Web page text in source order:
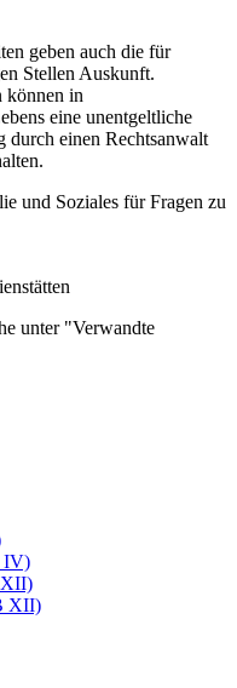
geben auch die für
Stellen Auskunft.
können in
eine unentgeltliche
durch einen Rechtsanwalt
und Soziales für Fragen zu
unter "Verwandte
IV)
XII)
XII)